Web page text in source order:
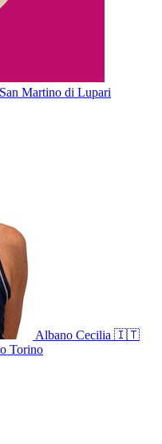
Martino di Lupari
Albano Cecilia 🇮🇹
Torino